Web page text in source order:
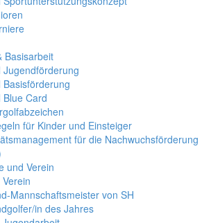
Basisarbeit
Jugendförderung
Basisförderung
Blue Card
für Kinder und Einsteiger
für die Nachwuchsförderung
und Verein
Mannschaftsmeister von SH
in des Jahres